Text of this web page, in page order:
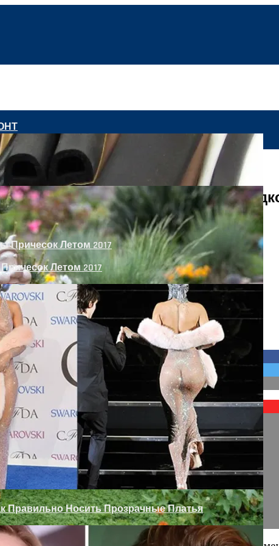
Уплотнитель Для Двери
Сада
Летом 2017
Правильно Носить Прозрачные Платья
С Индукционной